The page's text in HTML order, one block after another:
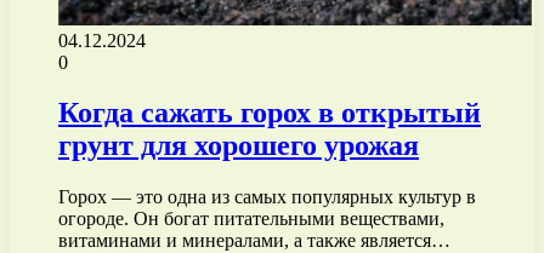
04.12.2024
0
Когда сажать горох в открытый
грунт для хорошего урожая
Горох — это одна из самых популярных культур в
огороде. Он богат питательными веществами,
витаминами и минералами, а также является…